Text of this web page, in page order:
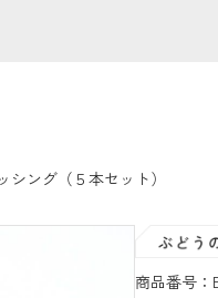
ング（５本セット）
商品番号：